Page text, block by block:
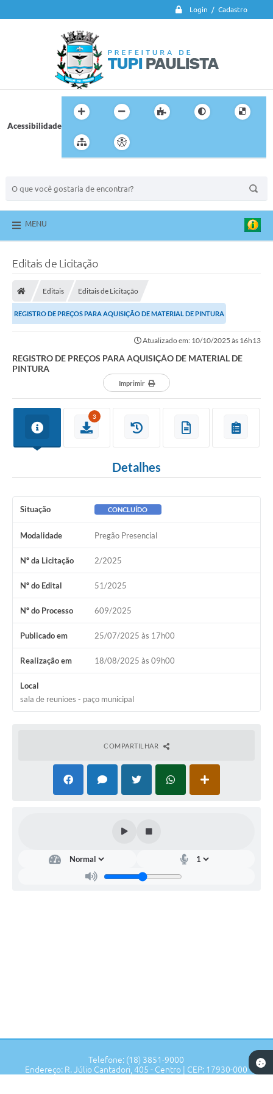
Login / Cadastro
Acessibilidade
MENU
Editais de Licitação
Editais Editais de Licitação
REGISTRO DE PREÇOS PARA AQUISIÇÃO DE MATERIAL DE PINTURA
Atualizado em: 10/10/2025 às 16h13
REGISTRO DE PREÇOS PARA AQUISIÇÃO DE MATERIAL DE
PINTURA
Imprimir
3
Detalhes
Situação CONCLUÍDO
Modalidade Pregão Presencial
Nº da Licitação 2/2025
Nº do Edital 51/2025
Nº do Processo 609/2025
Publicado em 25/07/2025 às 17h00
Realização em 18/08/2025 às 09h00
Local
sala de reunioes - paço municipal
COMPARTILHAR
Telefone: (18) 3851-9000
Endereço: R. Júlio Cantadori, 405 - Centro | CEP: 17930-000